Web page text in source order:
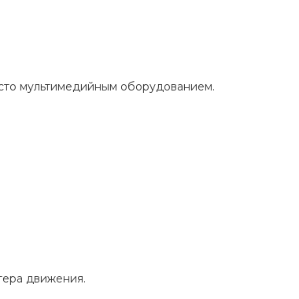
мультимедийным оборудованием.
движения.